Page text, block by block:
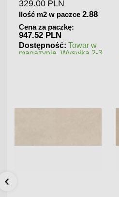
329.00 PLN
Ilość m2 w paczce 2.88
Cena za paczkę:
947.52 PLN
Dostępność: Towar w
magazynie. Wysyłka 2-3